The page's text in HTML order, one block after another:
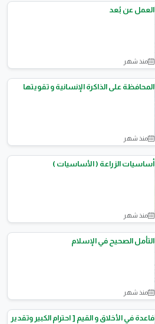
العمل عن بُعد
منذ شهر
المحافظة على الذاكرة الإنسانية و تقويتها
منذ شهر
أساسيات الزراعة ( الأساسيات )
منذ شهر
التأمل الصحيح في الإسلام
منذ شهر
فاعدة في الأخلاق و القيم [ احترام الكبير وتقدير